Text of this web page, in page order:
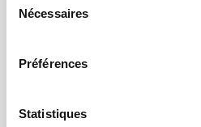
Nécessaires
Préférences
Statistiques
optiques et